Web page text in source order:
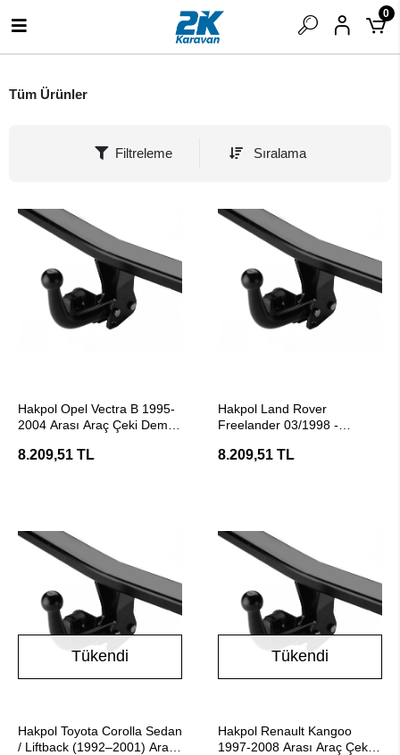
0
Tüm Ürünler
Filtreleme Sıralama
Hakpol Opel Vectra B 1995-
2004 Arası Araç Çeki Demiri
8.209,51 TL
Hakpol Land Rover
Freelander 03/1998 -
8.209,51 TL
Tükendi
Hakpol Toyota Corolla Sedan
/ Liftback (1992–2001) Araç
Tükendi
Hakpol Renault Kangoo
1997-2008 Arası Araç Çeki